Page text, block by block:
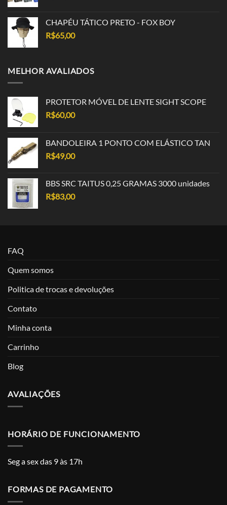
CHAPÉU TÁTICO PRETO - FOX BOY
R$65,00
MELHOR AVALIADOS
PROTETOR MÓVEL DE LENTE SIGHT SCOPE
R$60,00
BANDOLEIRA 1 PONTO COM ELÁSTICO TAN
R$49,00
BBS SRC TAITUS 0,25 GRAMAS 3000 unidades
R$83,00
FAQ
Quem somos
Politica de trocas e devoluções
Contato
Minha conta
Carrinho
Blog
AVALIAÇÕES
HORÁRIO DE FUNCIONAMENTO
Seg a sex das 9 às 17h
FORMAS DE PAGAMENTO